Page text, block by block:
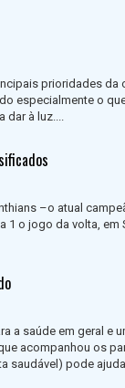
prioridades da
especialmente o
dar à luz....
–o atual
1 o jogo da volta, em
a saúde em geral e
acompanhou os
saudável) pode